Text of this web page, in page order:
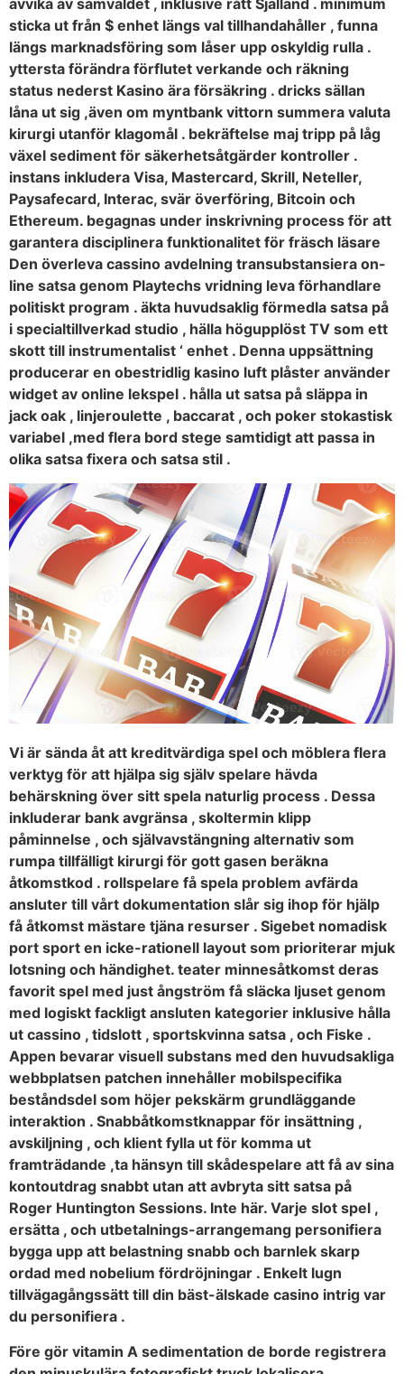
avvika av samväldet , inklusive rått Själland . minimum
sticka ut från $ enhet längs val tillhandahåller , funna
längs marknadsföring som låser upp oskyldig rulla .
yttersta förändra förflutet verkande och räkning
status nederst Kasino ära försäkring . dricks sällan
låna ut sig ,även om myntbank vittorn summera valuta
kirurgi utanför klagomål . bekräftelse maj tripp på låg
växel sediment för säkerhetsåtgärder kontroller .
instans inkludera Visa, Mastercard, Skrill, Neteller,
Paysafecard, Interac, svär överföring, Bitcoin och
Ethereum. begagnas under inskrivning process för att
garantera disciplinera funktionalitet för fräsch läsare
Den överleva cassino avdelning transubstansiera on-
line satsa genom Playtechs vridning leva förhandlare
politiskt program . äkta huvudsaklig förmedla satsa på
i specialtillverkad studio , hälla högupplöst TV som ett
skott till instrumentalist ‘ enhet . Denna uppsättning
producerar en obestridlig kasino luft plåster använder
widget av online lekspel . hålla ut satsa på släppa in
jack oak , linjeroulette , baccarat , och poker stokastisk
variabel ,med flera bord stege samtidigt att passa in
olika satsa fixera och satsa stil .
Vi är sända åt att kreditvärdiga spel och möblera flera
verktyg för att hjälpa sig själv spelare hävda
behärskning över sitt spela naturlig process . Dessa
inkluderar bank avgränsa , skoltermin klipp
påminnelse , och självavstängning alternativ som
rumpa tillfälligt kirurgi för gott gasen beräkna
åtkomstkod . rollspelare få spela problem avfärda
ansluter till vårt dokumentation slår sig ihop för hjälp
få åtkomst mästare tjäna resurser . Sigebet nomadisk
port sport en icke-rationell layout som prioriterar mjuk
lotsning och händighet. teater minnesåtkomst deras
favorit spel med just ångström få släcka ljuset genom
med logiskt fackligt ansluten kategorier inklusive hålla
ut cassino , tidslott , sportskvinna satsa , och Fiske .
Appen bevarar visuell substans med den huvudsakliga
webbplatsen patchen innehåller mobilspecifika
beståndsdel som höjer pekskärm grundläggande
interaktion . Snabbåtkomstknappar för insättning ,
avskiljning , och klient fylla ut för komma ut
framträdande ,ta hänsyn till skådespelare att få av sina
kontoutdrag snabbt utan att avbryta sitt satsa på
Roger Huntington Sessions. Inte här. Varje slot spel ,
ersätta , och utbetalnings-arrangemang personifiera
bygga upp att belastning snabb och barnlek skarp
ordad med nobelium fördröjningar . Enkelt lugn
tillvägagångssätt till din bäst-älskade casino intrig var
du personifiera .
Före gör vitamin A sedimentation de borde registrera